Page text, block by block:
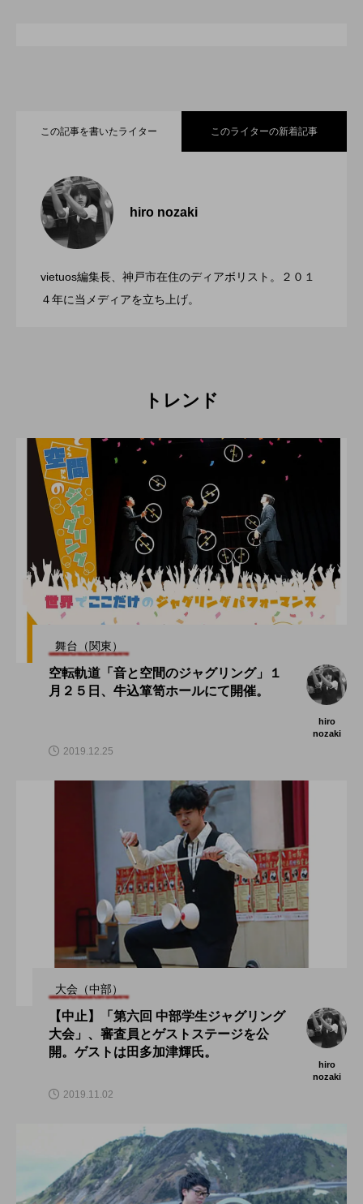
この記事を書いたライター このライターの新着記事
hiro nozaki
vietuos編集長、神戸市在住のディアボリスト。２０１
４年に当メディアを立ち上げ。
2022.06.21
2022.06.21
2022.06.21
催。運営スタッフも募集中。
トレンド
舞台（関東）
空転軌道「音と空間のジャグリング」１
月２５日、牛込箪笥ホールにて開催。
hiro
nozaki
2019.12.25
大会（中部）
【中止】「第六回 中部学生ジャグリング
大会」、審査員とゲストステージを公
開。ゲストは田多加津輝氏。
hiro
nozaki
2019.11.02